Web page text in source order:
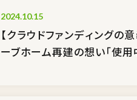
2024.10.15
【クラウドファンディング
ーブホーム再建の想い「使